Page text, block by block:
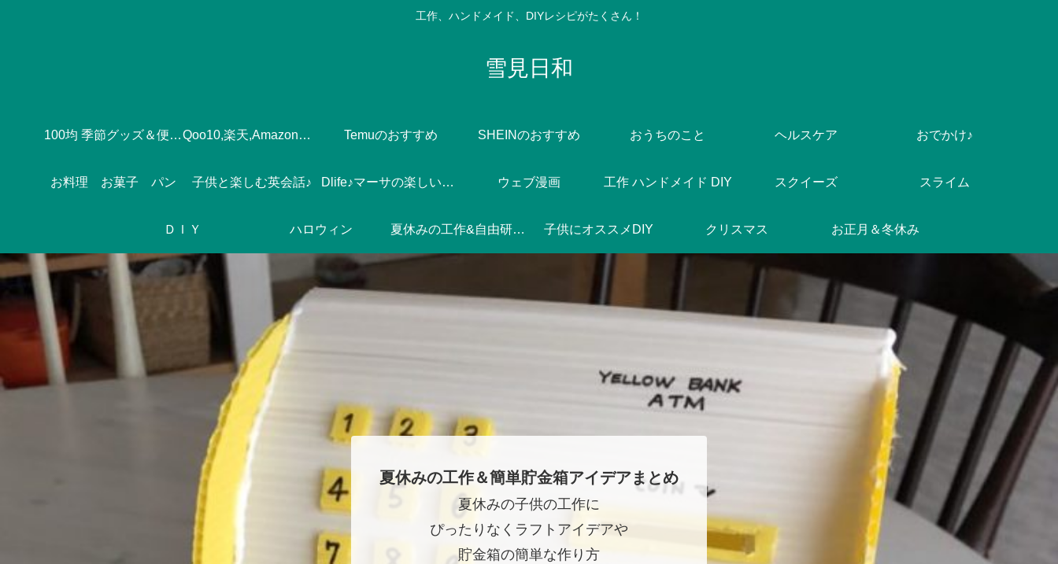
工作、ハンドメイド、DIYレシピがたくさん！
雪見日和
100均 季節グッズ＆便利グッズ Qoo10,楽天,Amazonのおすすめ♪ Temuのおすすめ SHEINのおすすめ おうちのこと ヘルスケア おでかけ♪
お料理 お菓子 パン 子供と楽しむ英会話♪ Dlife♪マーサの楽しい焼き菓子づくり ウェブ漫画 工作 ハンドメイド DIY スクイーズ スライム
ＤＩＹ ハロウィン 夏休みの工作&自由研究♪ 子供にオススメDIY クリスマス お正月＆冬休み
夏休みの工作＆簡単貯金箱アイデアまとめ
夏休みの子供の工作に
ぴったりなくラフトアイデアや
貯金箱の簡単な作り方